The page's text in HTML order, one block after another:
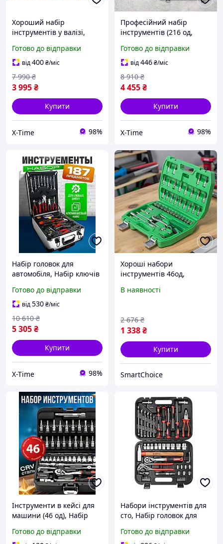
Хороший набір
інструментів у валізі,
автомобіля (108 од), Набір
автоінструментів, XTM
Готово до відправки
від400₴/міс
3 995₴
7 990 ₴
Купити
X-Time 98%
Професійний набір
інструментів (216 од,
для автомобіля, XTM
Готово до відправки
від446₴/міс
4 455₴
8 910 ₴
Купити
X-Time 98%
Набір головок для
автомобіля, Набір ключів
Польща), XTM
Готово до відправки
від530₴/міс
5 305₴
10 610 ₴
Купити
X-Time 98%
Хороші набори
інструментів 46од,
ремонту авто, Набір
В наявності
1 338₴
2 676 ₴
Купити
SmartChoice
Інструменти в кейсі для
машини (46 од), Набір
THO
Готово до відправки
Набори інструментів для
сто, Набір головок для
Готово до відправки